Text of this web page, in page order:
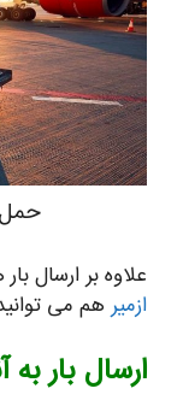
حمل
علاوه بر ارسال
ازمیر هم می
ارسال بار